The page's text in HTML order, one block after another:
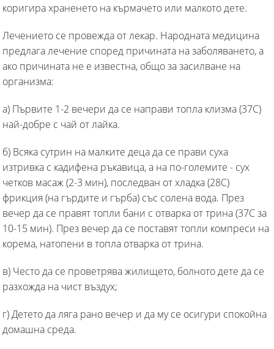
коригира храненето на кърмачето или малкото дете.
Лечението се провежда от лекар. Народната медицина
предлага лечение според причината на заболяването, а
ако причината не е известна, общо за засилване на
организма:
а) Първите 1-2 вечери да се направи топла клизма (37С)
най-добре с чай от лайка.
б) Всяка сутрин на малките деца да се прави суха
изтривка с кадифена ръкавица, а на по-големите - сух
четков масаж (2-3 мин), последван от хладка (28С)
фрикция (на гърдите и гърба) със солена вода. През
вечер да се правят топли бани с отварка от трина (37С за
10-15 мин). През вечер да се поставят топли компреси на
корема, натопени в топла отварка от трина.
в) Често да се проветрява жилището, болното дете да се
разхожда на чист въздух;
г) Детето да ляга рано вечер и да му се осигури спокойна
домашна среда.